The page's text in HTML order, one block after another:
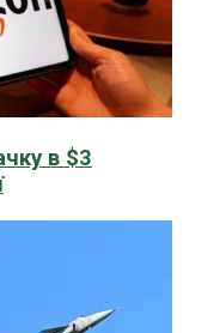
в $3